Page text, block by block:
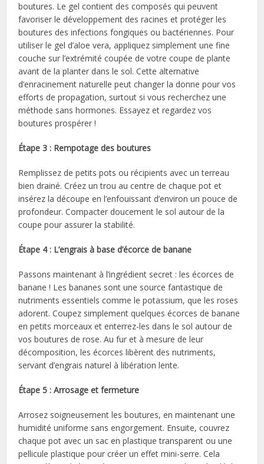
boutures. Le gel contient des composés qui peuvent
favoriser le développement des racines et protéger les
boutures des infections fongiques ou bactériennes. Pour
utiliser le gel d’aloe vera, appliquez simplement une fine
couche sur l’extrémité coupée de votre coupe de plante
avant de la planter dans le sol. Cette alternative
d’enracinement naturelle peut changer la donne pour vos
efforts de propagation, surtout si vous recherchez une
méthode sans hormones. Essayez et regardez vos
boutures prospérer !
Étape 3 : Rempotage des boutures
Remplissez de petits pots ou récipients avec un terreau
bien drainé. Créez un trou au centre de chaque pot et
insérez la découpe en l’enfouissant d’environ un pouce de
profondeur. Compacter doucement le sol autour de la
coupe pour assurer la stabilité.
Étape 4 : L’engrais à base d’écorce de banane
Passons maintenant à l’ingrédient secret : les écorces de
banane ! Les bananes sont une source fantastique de
nutriments essentiels comme le potassium, que les roses
adorent. Coupez simplement quelques écorces de banane
en petits morceaux et enterrez-les dans le sol autour de
vos boutures de rose. Au fur et à mesure de leur
décomposition, les écorces libèrent des nutriments,
servant d’engrais naturel à libération lente.
Étape 5 : Arrosage et fermeture
Arrosez soigneusement les boutures, en maintenant une
humidité uniforme sans engorgement. Ensuite, couvrez
chaque pot avec un sac en plastique transparent ou une
pellicule plastique pour créer un effet mini-serre. Cela